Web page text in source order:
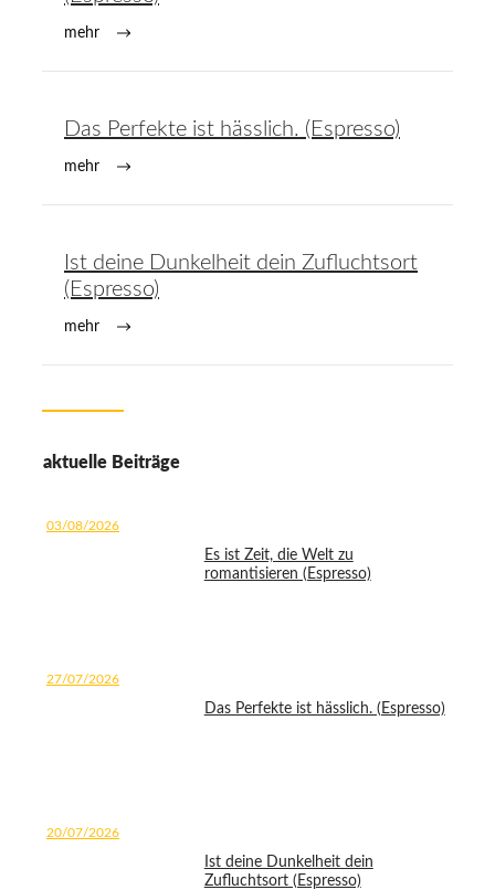
mehr
Das Perfekte ist hässlich. (Espresso)
mehr
Ist deine Dunkelheit dein Zufluchtsort
(Espresso)
mehr
aktuelle Beiträge
03/08/2026
Es ist Zeit, die Welt zu
romantisieren (Espresso)
27/07/2026
Das Perfekte ist hässlich. (Espresso)
20/07/2026
Ist deine Dunkelheit dein
Zufluchtsort (Espresso)